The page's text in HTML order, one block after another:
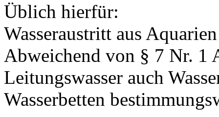
Üblich hierfür:
Wasseraustritt aus
Abweichend von § 7 Nr. 1
Leitungswasser auch
Wasserbetten